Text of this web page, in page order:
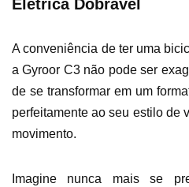
Elétrica Dobrável
A conveniência de ter uma
a Gyroor C3 não pode ser
de se transformar em um
perfeitamente ao seu estilo de
movimento.
Imagine nunca mais se